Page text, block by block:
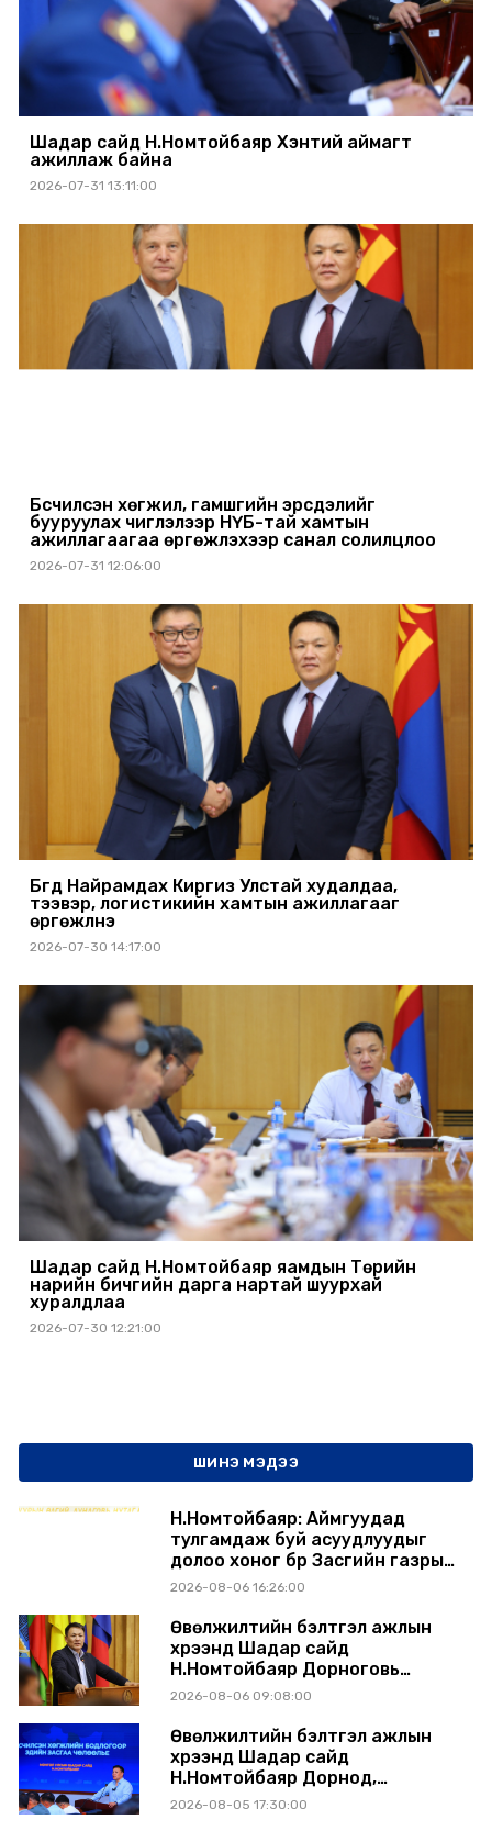
Шадар сайд Н.Номтойбаяр Хэнтий аймагт
ажиллаж байна
2026-07-31 13:11:00
Бүсчилсэн хөгжил, гамшгийн эрсдэлийг
бууруулах чиглэлээр НҮБ-тай хамтын
ажиллагаагаа өргөжүүлэхээр санал солилцлоо
2026-07-31 12:06:00
Бүгд Найрамдах Киргиз Улстай худалдаа,
тээвэр, логистикийн хамтын ажиллагааг
өргөжүүлнэ
2026-07-30 14:17:00
Шадар сайд Н.Номтойбаяр яамдын Төрийн
нарийн бичгийн дарга нартай шуурхай
хуралдлаа
2026-07-30 12:21:00
ШИНЭ МЭДЭЭ
Н.Номтойбаяр: Аймгуудад
тулгамдаж буй асуудлуудыг
долоо хоног бүр Засгийн газрын
хуралдаанд танилцуулж,
2026-08-06 16:26:00
Өвөлжилтийн бэлтгэл ажлын
хүрээнд Шадар сайд
Н.Номтойбаяр Дорноговь
аймагт ажиллав
2026-08-06 09:08:00
Өвөлжилтийн бэлтгэл ажлын
хүрээнд Шадар сайд
Н.Номтойбаяр Дорнод,
Сүхбаатар аймагт ажиллав
2026-08-05 17:30:00